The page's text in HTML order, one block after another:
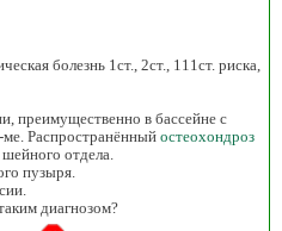
болезнь 1ст., 2ст., 111ст. риска,
преимущественно в бассейне с
ме. Распространённый остеохондроз
отдела.
пузыря.
диагнозом?